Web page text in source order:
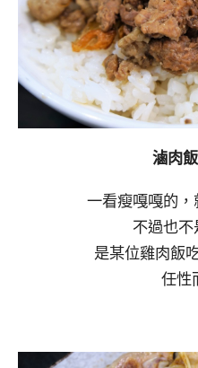
滷肉
一看瘦嘎嘎的，
不過也不
是某位雞肉飯
任性